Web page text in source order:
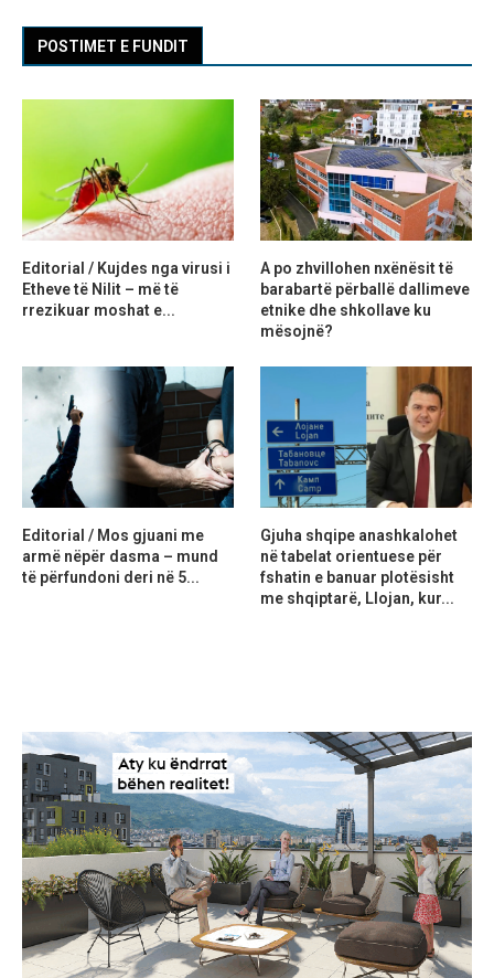
POSTIMET E FUNDIT
Editorial / Kujdes nga virusi i
Etheve të Nilit – më të
rrezikuar moshat e...
A po zhvillohen nxënësit të
barabartë përballë dallimeve
etnike dhe shkollave ku
mësojnë?
Editorial / Mos gjuani me
armë nëpër dasma – mund
të përfundoni deri në 5...
Gjuha shqipe anashkalohet
në tabelat orientuese për
fshatin e banuar plotësisht
me shqiptarë, Llojan, kur...